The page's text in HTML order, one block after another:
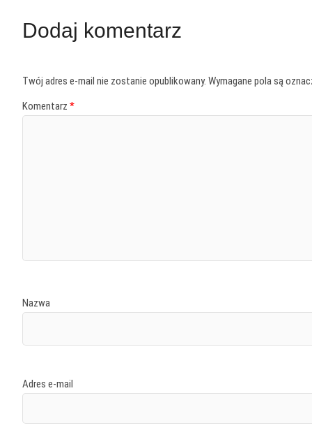
Dodaj komentarz
Twój adres e-mail nie zostanie opublikowany. Wymagane pola są
Komentarz *
Nazwa
Adres e-mail